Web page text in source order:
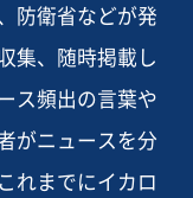
防衛省などが発
集、随時掲載し
ス頻出の言葉や
がニュースを分
れまでにイカロ